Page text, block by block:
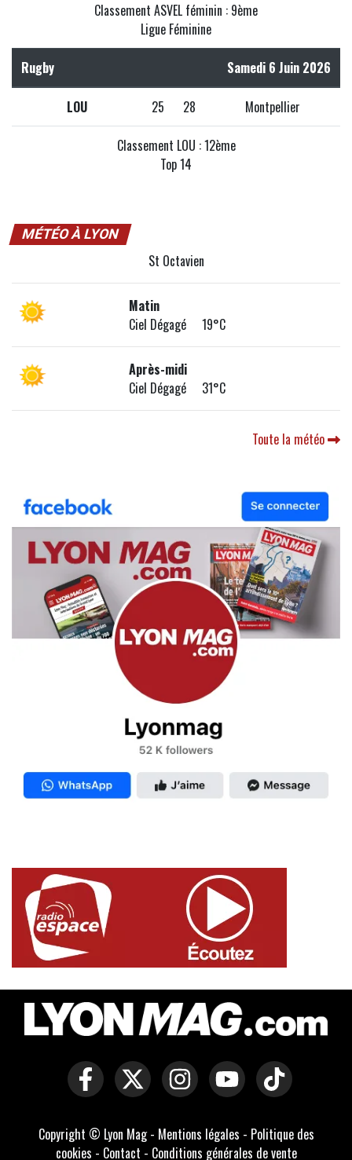
Classement ASVEL féminin : 9ème
Ligue Féminine
Rugby Samedi 6 Juin 2026
LOU 25 28 Montpellier
Classement LOU : 12ème
Top 14
MÉTÉO À LYON
St Octavien
Matin
Ciel Dégagé 19°C
Après-midi
Ciel Dégagé 31°C
Toute la météo
Copyright © Lyon Mag - Mentions légales - Politique des
cookies - Contact - Conditions générales de vente